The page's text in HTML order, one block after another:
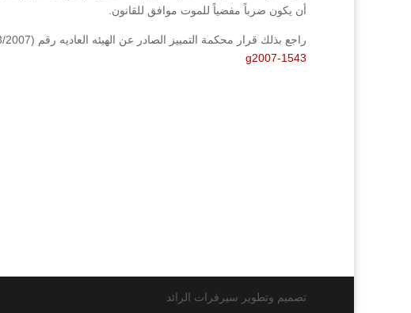
أن يكون ضرباً مفضياً للموت موافق للقانون.
راجع بذلك قرار محكمة التمييز الصادر عن الهيئه العاديه رقم (1543/2007فصل23/1/2008).
g2007-1543
تصميم وتطوير سيرفرات الرائد